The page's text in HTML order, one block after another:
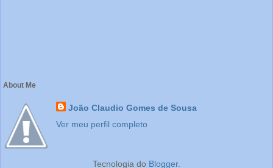
About Me
João Claudio Gomes de Sousa
Ver meu perfil completo
Tecnologia do Blogger.